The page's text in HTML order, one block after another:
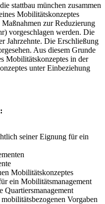
stattbau münchen zusammen
Mobilitätskonzeptes
zur Reduzierung
vorgeschlagen werden. Die
Jahrzehnte. Die Erschließung
Aus diesem Grunde
Mobilitätskonzeptes in der
unter Einbeziehung
seiner Eignung für ein
Mobilitätskonzeptes
ein Mobilitätsmanagement
Quartiersmanagement
Vorgaben